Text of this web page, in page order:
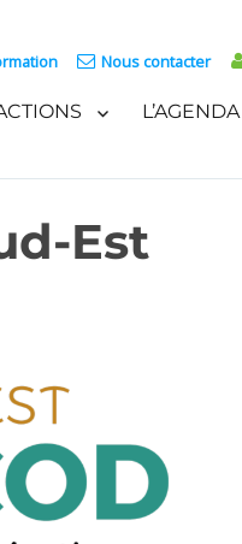
Nous contacter
L’AGENDA
Est